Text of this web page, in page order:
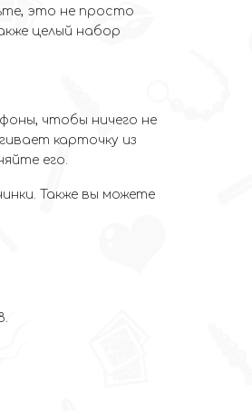
это не просто
целый набор
чтобы ничего не
карточку из
его.
Также вы можете